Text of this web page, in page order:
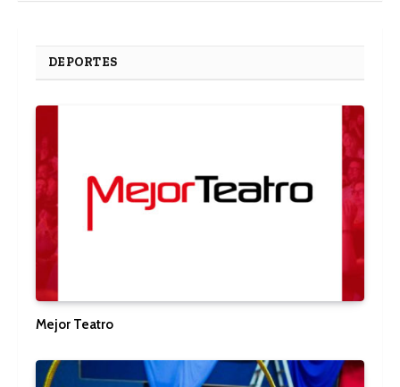
DEPORTES
Mejor Teatro